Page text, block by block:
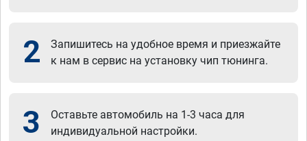
2
Запишитесь на удобное время и приезжайте
к нам в сервис на установку чип тюнинга.
3
Оставьте автомобиль на 1-3 часа для
индивидуальной настройки.